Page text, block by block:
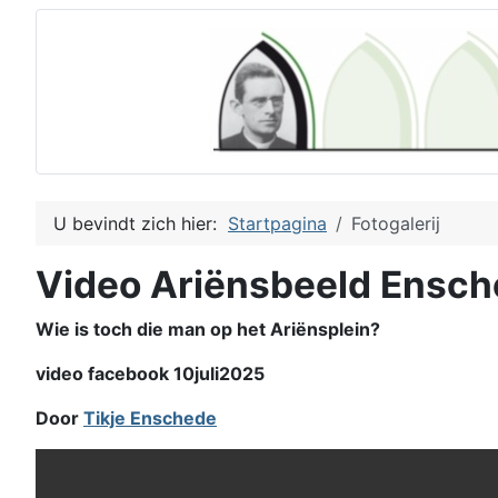
U bevindt zich hier: Startpagina Fotogalerij
Video Ariënsbeeld
Wie is toch die man op het Ariënsplein?
video facebook 10juli2025
Door Tikje Enschede